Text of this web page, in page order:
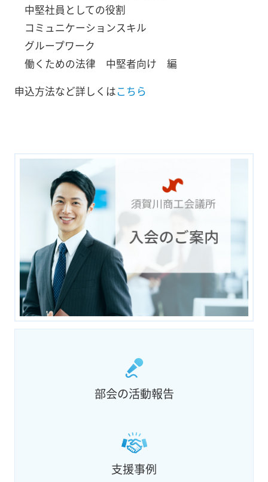
中堅社員としての役割
コミュニケーションスキル
グループワーク
働くための法律 中堅者向け 編
申込方法など詳しくはこちら
部会の活動報告
支援事例